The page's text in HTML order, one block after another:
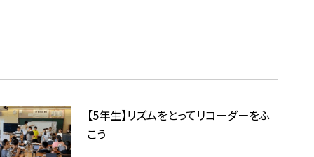
【5年生】リズムをとってリコーダーをふ
こう